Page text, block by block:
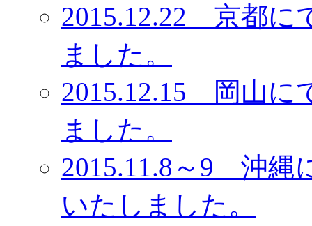
2015.12.22 京都に
ました。
2015.12.15 岡山に
ました。
2015.11.8～9 沖縄
いたしました。